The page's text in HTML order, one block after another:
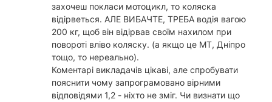
захочеш покласи мотоцикл, то коляска
відірветься. АЛЕ ВИБАЧТЕ, ТРЕБА водія вагою
200 кг, щоб він відірвав своїм нахилом при
повороті вліво коляску. (а якщо це МТ, Дніпро
тощо, то нереально).
Коментарі викладачів цікаві, але спробувати
пояснити чому запрограмовано вірними
відповідями 1,2 - ніхто не зміг. Чи визнати що